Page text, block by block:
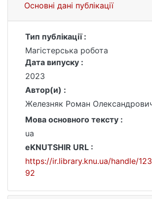
Основні дані публікації
Тип публікації :
Магістерська робота
Дата випуску :
2023
Автор(и) :
Железняк Роман
Мова основного тексту :
ua
eKNUTSHIR URL :
https://ir.library.knu.ua/handle/
92